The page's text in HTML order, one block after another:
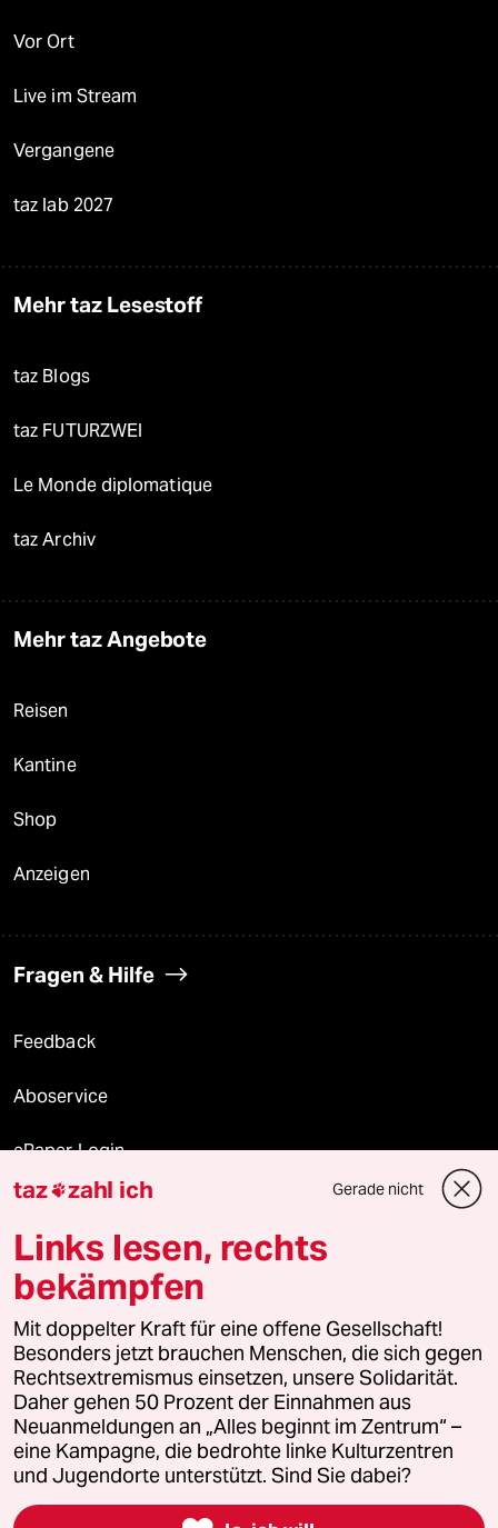
Vor Ort
Live im Stream
Vergangene
taz lab 2027
Mehr taz Lesestoff
taz Blogs
taz FUTURZWEI
Le Monde diplomatique
taz Archiv
Mehr taz Angebote
Reisen
Kantine
Shop
Anzeigen
Fragen & Hilfe
Feedback
Aboservice
ePaper Login
Downloads für Abonnierende
© 2026 taz Verlags und Vertriebs GmbH
Alle Rechte vorbehalten. Bei rechtlichen Fragen oder für Genehmigungen
wenden Sie sich bitte an
lizenzen@taz.de
Feedback Redaktionsstatut Kommune-Richtlinien
Leitlinie Informant Datenschutz Impressum AGB
Seitenwende Einwilligungen widerrufen (Ads)
taz zahl ich Gerade nicht
Links lesen, rechts
bekämpfen
Mit doppelter Kraft für eine offene Gesellschaft!
Besonders jetzt brauchen Menschen, die sich gegen
Rechtsextremismus einsetzen, unsere Solidarität.
Daher gehen 50 Prozent der Einnahmen aus
Neuanmeldungen an „Alles beginnt im Zentrum“ –
eine Kampagne, die bedrohte linke Kulturzentren
und Jugendorte unterstützt. Sind Sie dabei?